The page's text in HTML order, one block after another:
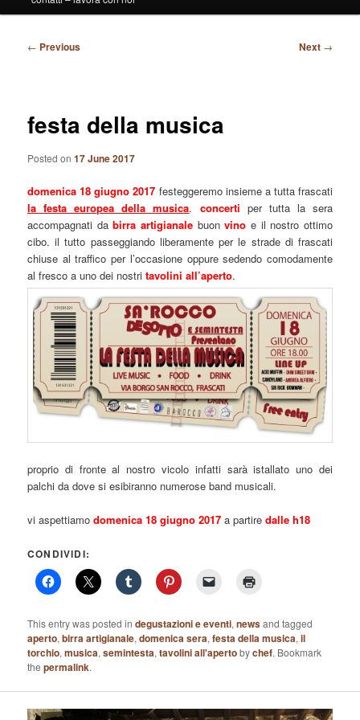
Post
← Previous Next →
festa della musica
Posted on17 June 2017
domenica 18 giugno 2017 festeggeremo insieme a tutta frascati
la festa europea della musica. concerti per tutta la sera
accompagnati dabirra artigianale buonvino e il nostro ottimo
cibo. il tutto passeggiando liberamente per le strade di frascati
chiuse al traffico per l’occasione oppure sedendo comodamente
al fresco a uno dei nostritavolini all’aperto.
proprio di fronte al nostro vicolo infatti sarà istallato uno dei
palchi da dove si esibiranno numerose band musicali.
vi aspettiamo domenica 18 giugno 2017 a partiredalle h18
CONDIVIDI:
This entry was posted indegustazioni e eventi,newsand tagged
aperto,birra artigianale,domenica sera,festa della musica,il
torchio,musica,semintesta,tavolini all'apertobychef. Bookmark
thepermalink.